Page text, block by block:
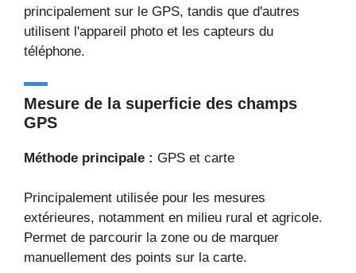
principalement sur le GPS, tandis que d'autres
utilisent l'appareil photo et les capteurs du
téléphone.
Mesure de la superficie des champs
GPS
Méthode principale : GPS et carte
Principalement utilisée pour les mesures
extérieures, notamment en milieu rural et agricole.
Permet de parcourir la zone ou de marquer
manuellement des points sur la carte.